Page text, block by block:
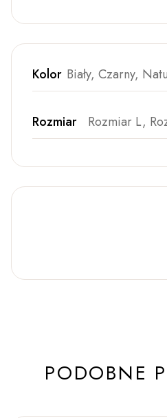
Kolor Biały, Czarny,
Rozmiar Rozmiar L,
PODOBNE